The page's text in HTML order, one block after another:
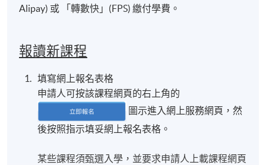
Alipay) 或 「轉數快」(FPS) 繳付學費。
報讀新課程
填寫網上報名表格
申請人可按該課程網頁的右上角的
圖示進入網上服務網頁，然
後按照指示填妥網上報名表格。
某些課程須甄選入學，並要求申請人上載課程網頁